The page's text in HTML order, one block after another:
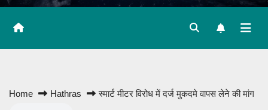
Home Hathras स्मार्ट मीटर विरोध में दर्ज मुकदमे वापस लेने की मांग